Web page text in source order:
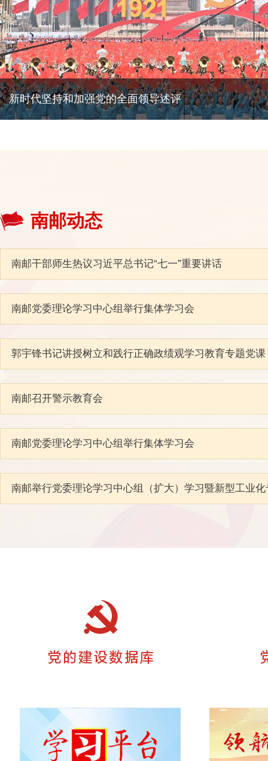
新时代坚持和加强党的全面领导述评
南邮动态
南邮干部师生热议习近平总书记“七一”重要讲话
南邮党委理论学习中心组举行集体学习会
郭宇锋书记讲授树立和践行正确政绩观学习教育专题党课
南邮召开警示教育会
南邮党委理论学习中心组举行集体学习会